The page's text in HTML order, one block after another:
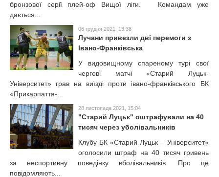
бронзової серії плей-оф Вищої ліги. Командам уже
дається...
06 грудня 2021, 13:38
Лучани привезли дві перемоги з
Івано-Франківська
У видовищному спареному турі свої
чергові матчі «Старий Луцьк-
Університет» грав на виїзді проти івано-франківського БК
«Прикарпаття-...
28 листопада 2021, 15:04
"Старий Луцьк" оштрафували на 40
тисяч через уболівальників
Клубу БК «Старий Луцьк – Університет»
оголосили штраф на 40 тисяч гривень
за неспортивну поведінку вболівальників. Про це
повідомляють...